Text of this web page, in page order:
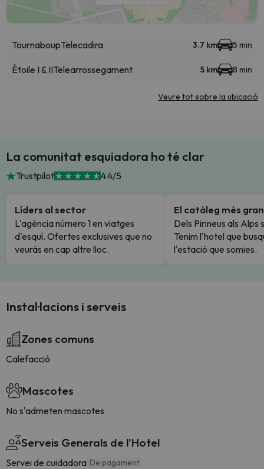
TournaboupTelecadira 3.7 km 5 min
Ètoile I & IITelearrossegament 5 km 8 min
Veure tot sobre la ubicació
La comunitat esquiadora ho té clar
Trustpilot 4.4/5
Líders al sector
L'agència número 1 en viatges
d'esquí. Ofertes exclusives que no
veuràs en cap altre lloc.
El catàleg més gran
Dels Pirineus als Alps
Tenim l'hotel que
l'estació que somies.
Instal·lacions i serveis
Zones comuns
Calefacció
Mascotes
No s'admeten mascotes
Serveis Generals de l'Hotel
Servei de cuidadora De pagament